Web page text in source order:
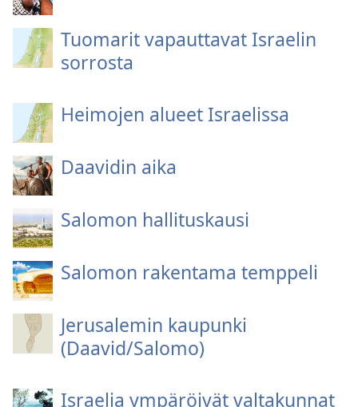
Tuomarit vapauttavat Israelin
sorrosta
Heimojen alueet Israelissa
Daavidin aika
Salomon hallituskausi
Salomon rakentama temppeli
Jerusalemin kaupunki
(Daavid/Salomo)
Israelia ympäröivät valtakunnat